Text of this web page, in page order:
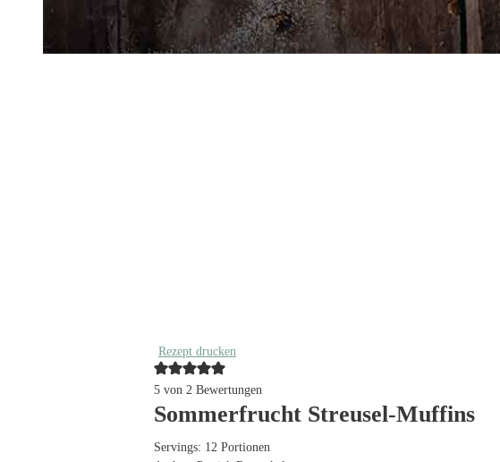
Rezept drucken
5 von 2 Bewertungen
Sommerfrucht Streusel-Muffins
Servings: 12 Portionen